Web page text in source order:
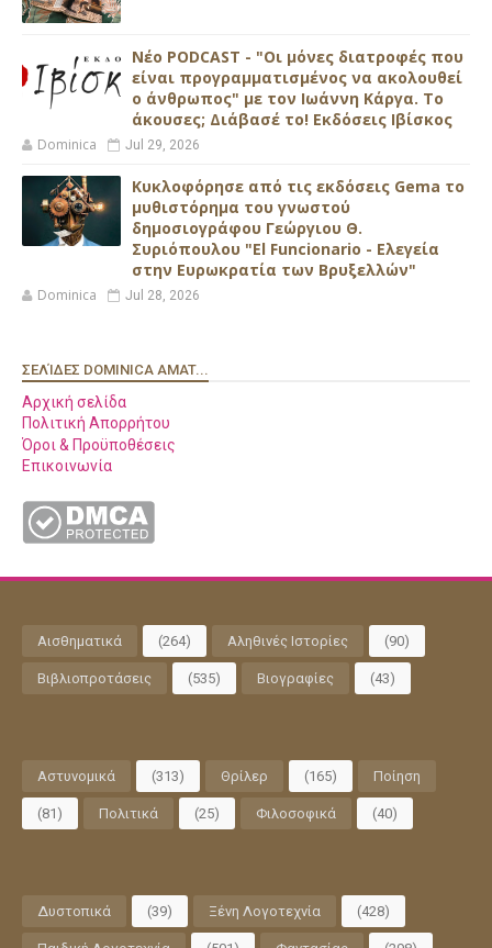
Νέο PODCAST - "Οι μόνες διατροφές που
είναι προγραμματισμένος να ακολουθεί
ο άνθρωπος" με τον Ιωάννη Κάργα. Το
άκουσες; Διάβασέ το! Εκδόσεις Ιβίσκος
Dominica Jul 29, 2026
Κυκλοφόρησε από τις εκδόσεις Gema το
μυθιστόρημα του γνωστού
δημοσιογράφου Γεώργιου Θ.
Συριόπουλου "El Funcionario - Ελεγεία
στην Ευρωκρατία των Βρυξελλών"
Dominica Jul 28, 2026
ΣΕΛΊΔΕΣ DOMINICA AMAT...
Αρχική σελίδα
Πολιτική Απορρήτου
Όροι & Προϋποθέσεις
Επικοινωνία
Αισθηματικά (264) Αληθινές Ιστορίες (90)
Βιβλιοπροτάσεις (535) Βιογραφίες (43)
Αστυνομικά (313) Θρίλερ (165) Ποίηση
(81) Πολιτικά (25) Φιλοσοφικά (40)
Δυστοπικά (39) Ξένη Λογοτεχνία (428)